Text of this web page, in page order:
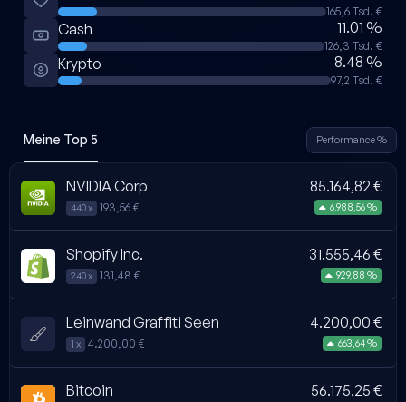
165,6 Tsd. €
Cash 11.01 %
126,3 Tsd. €
Krypto 8.48 %
97,2 Tsd. €
Meine Top 5 Performance %
NVIDIA Corp 85.164,82 €
440 x 193,56 € 6.988,56 %
Shopify Inc. 31.555,46 €
240 x 131,48 € 929,88 %
Leinwand Graffiti Seen 4.200,00 €
1 x 4.200,00 € 663,64 %
Bitcoin 56.175,25 €